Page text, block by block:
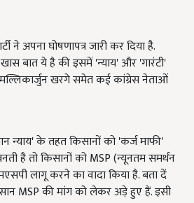
ने अपना घोषणापत्र जारी कर दिया है.
बात ये है की इसमें 'न्याय' और 'गारंटी'
मल्लिकार्जुन खरगे समेत कई कांग्रेस नेताओं
न्याय' के तहत किसानों को 'कर्ज माफी'
है तो किसानों को MSP (न्यूनतम समर्थन
लागू करने का वादा किया है. बता दें
MSP की मांग को लेकर अड़े हुए हैं. इसी